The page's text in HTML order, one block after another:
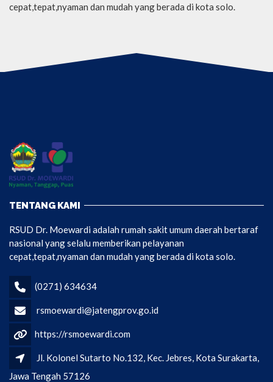
cepat,tepat,nyaman dan mudah yang berada di kota solo.
TENTANG KAMI
RSUD Dr. Moewardi adalah rumah sakit umum daerah bertaraf
nasional yang selalu memberikan pelayanan
cepat,tepat,nyaman dan mudah yang berada di kota solo.
(0271) 634634
rsmoewardi@jatengprov.go.id
https://rsmoewardi.com
Jl. Kolonel Sutarto No.132, Kec. Jebres, Kota Surakarta,
Jawa Tengah 57126